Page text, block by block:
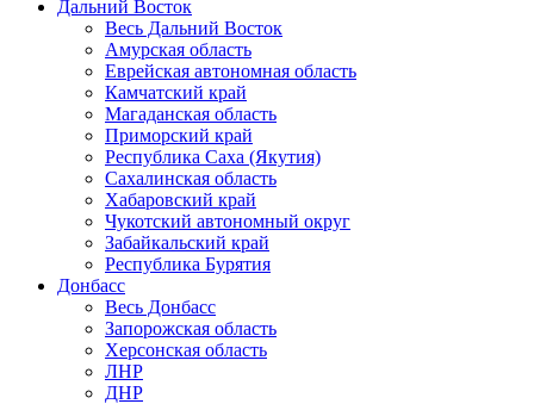
Дальний Восток
Весь Дальний Восток
Амурская область
Еврейская автономная область
Камчатский край
Магаданская область
Приморский край
Республика Саха (Якутия)
Сахалинская область
Хабаровский край
Чукотский автономный округ
Забайкальский край
Республика Бурятия
Донбасс
Весь Донбасс
Запорожская область
Херсонская область
ЛНР
ДНР